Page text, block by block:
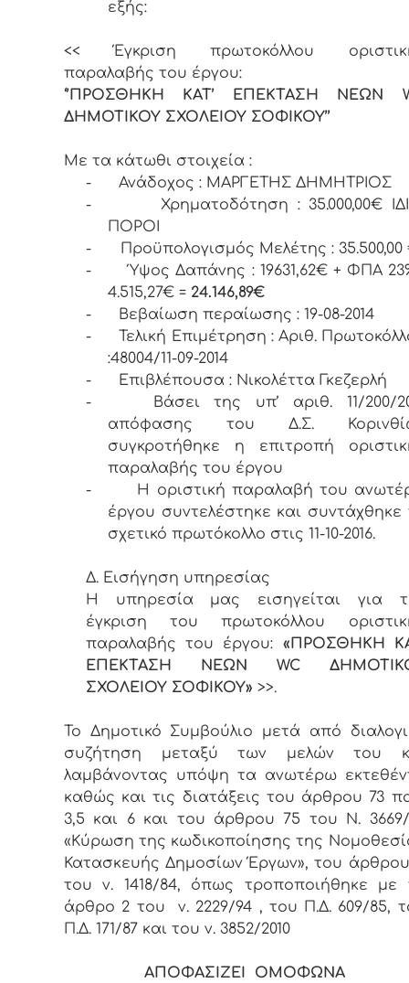
εξής:
<< Έγκριση πρωτοκόλλου
παραλαβής του έργου:
‘’ΠΡΟΣΘΗΚΗ ΚΑΤ’ ΕΠΕΚΤΑΣΗ ΝΕΩΝ
ΔΗΜΟΤΙΚΟΥ ΣΧΟΛΕΙΟΥ ΣΟΦΙΚΟΥ’’
Με τα κάτωθι στοιχεία :
-
Ανάδοχος : ΜΑΡΓΕΤΗΣ ΔΗΜΗΤΡΙΟΣ
-
Χρηματοδότηση : 35.000,00€
ΠΟΡΟΙ
-
Προϋπολογισμός Μελέτης : 35.500,00
-
Ύψος Δαπάνης : 19631,62€ + ΦΠΑ
4.515,27€ = 24.146,89€
-
Βεβαίωση περαίωσης : 19-08-2014
-
Τελική Επιμέτρηση : Αριθ.
:48004/11-09-2014
-
Επιβλέπουσα : Νικολέττα Γκεζερλή
-
Βάσει της υπ’ αριθ. 11/200/
απόφασης του Δ.Σ.
συγκροτήθηκε η επιτροπή
παραλαβής του έργου
-
Η οριστική παραλαβή του
έργου συντελέστηκε και συντάχθηκε
σχετικό πρωτόκολλο στις 11-10-2016.
Δ. Εισήγηση υπηρεσίας
Η υπηρεσία μας εισηγείται για
έγκριση του πρωτοκόλλου
παραλαβής του έργου: «ΠΡΟΣΘΗΚΗ
ΕΠΕΚΤΑΣΗ ΝΕΩΝ WC
ΣΧΟΛΕΙΟΥ ΣΟΦΙΚΟΥ» >>.
Το Δημοτικό Συμβούλιο μετά από
συζήτηση μεταξύ των μελών του
λαμβάνοντας υπόψη τα ανωτέρω
καθώς και τις διατάξεις του άρθρου 73
3,5 και 6 και του άρθρου 75 του Ν. 3669/
«Κύρωση της κωδικοποίησης της
Κατασκευής Δημοσίων Έργων», του άρθρου
του ν. 1418/84, όπως τροποποιήθηκε με
άρθρο 2 του ν. 2229/94 , του Π.Δ. 609/85,
Π.Δ. 171/87 και του ν. 3852/2010
ΑΠΟΦΑΣΙΖΕΙ ΟΜΟΦΩΝΑ